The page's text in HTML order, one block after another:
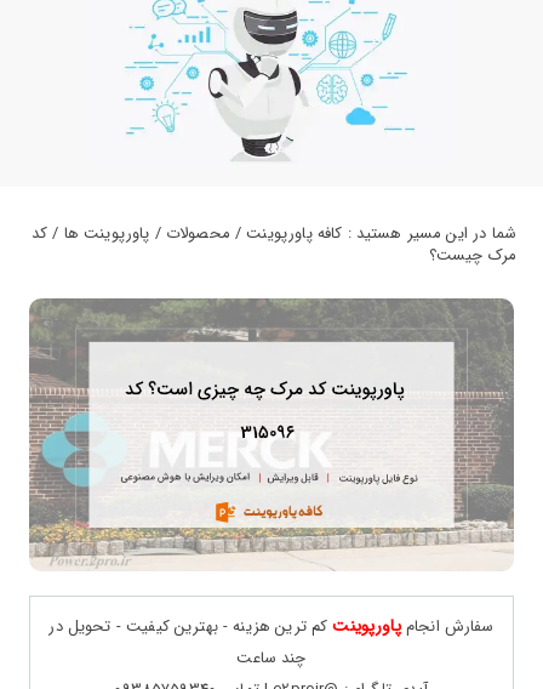
شما در این مسیر هستید : کافه پاورپوینت / محصولات / پاورپوینت ها / کد
مرک چیست؟
سفارش انجامپاورپوینتکم ترین هزینه - بهترین کیفیت - تحویل در
چند ساعت